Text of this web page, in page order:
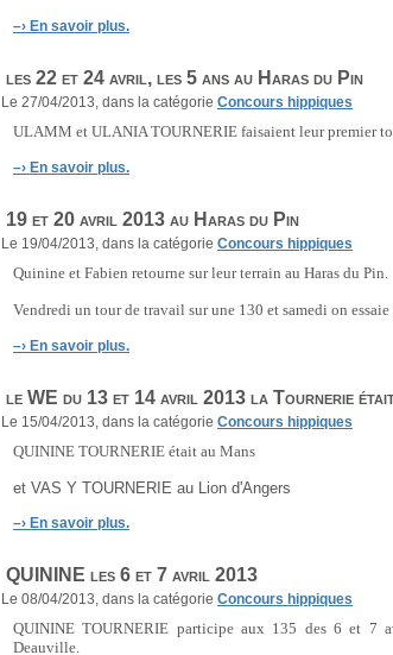
–› En savoir plus.
les 22 et 24 avril, les 5 ans au Haras du Pin
Le 27/04/2013, dans la catégorie Concours hippiques
ULAMM et ULANIA TOURNERIE faisaient leur premier
–› En savoir plus.
19 et 20 avril 2013 au Haras du Pin
Le 19/04/2013, dans la catégorie Concours hippiques
Quinine et Fabien retourne sur leur terrain au Haras du Pin.
Vendredi un tour de travail sur une 130 et samedi on essaie
–› En savoir plus.
le WE du 13 et 14 avril 2013 la Tournerie
Le 15/04/2013, dans la catégorie Concours hippiques
QUININE TOURNERIE était au Mans
et VAS Y TOURNERIE au Lion d'Angers
–› En savoir plus.
QUININE les 6 et 7 avril 2013
Le 08/04/2013, dans la catégorie Concours hippiques
QUININE TOURNERIE participe aux 135 des 6 et 7
Deauville.